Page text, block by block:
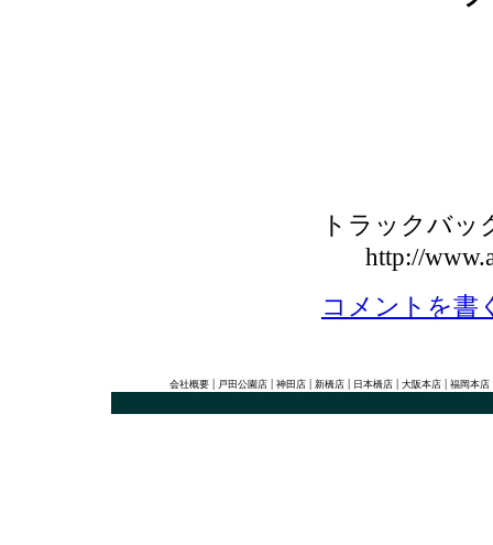
トラックバッ
http://
コメントを書
会社概要 戸田公園店 神田店 新橋店 日本橋店 大阪本店 福岡本店